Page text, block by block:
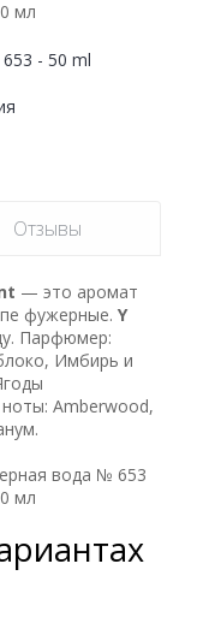
мл
653 - 50 ml
Отзывы
— это аромат
фужерные. Y
Парфюмер:
Имбирь и
Amberwood,
вода № 653
мл